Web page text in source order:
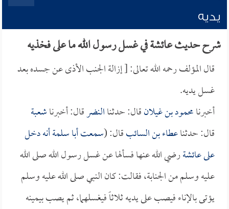
يديه
شرح حديث عائشة في غسل رسول الله ما على فخذيه
قال المؤلف رحمه الله تعالى: [ إزالة الجنب الأذى عن جسده بعد
غسل يديه.
أخبرنامحمود بن غيلانقال: حدثناالنضرقال: أخبرناشعبة
قال: حدثناعطاء بن السائبقال: (سمعتأبا سلمةأنه دخل
علىعائشةرضي الله عنها فسألها عن غسل رسول الله صلى الله
عليه وسلم من الجنابة، فقالت: كان النبي صلى الله عليه وسلم
يؤتى بالإناء فيصب على يديه ثلاثاً فيغسلهما، ثم يصب بيمينه